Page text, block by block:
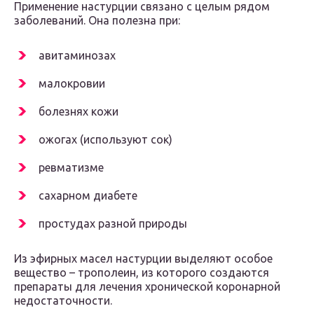
Применение настурции связано с целым рядом
заболеваний. Она полезна при:
авитаминозах
малокровии
болезнях кожи
ожогах (используют сок)
ревматизме
сахарном диабете
простудах разной природы
Из эфирных масел настурции выделяют особое
вещество – трополеин, из которого создаются
препараты для лечения хронической коронарной
недостаточности.